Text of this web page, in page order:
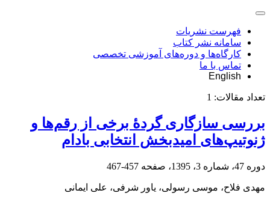
فهرست نشریات
سامانه نشر کتاب
کارگاه‌ها و دوره‌های آموزشی تخصصی
تماس با ما
English
تعداد مقالات: 1
بررسی سازگاری گردۀ برخی از رقم‌ها و
ژنوتیپ‌های امیدبخش انتخابی بادام
دوره 47، شماره 3، 1395، صفحه 457-467
مهدی فلاح، موسی رسولی، یاور شرفی، علی ایمانی